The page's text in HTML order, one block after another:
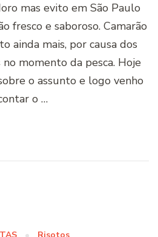
mas evito em São Paulo
fresco e saboroso. Camarão
ainda mais, por causa dos
momento da pesca. Hoje
o assunto e logo venho
o …